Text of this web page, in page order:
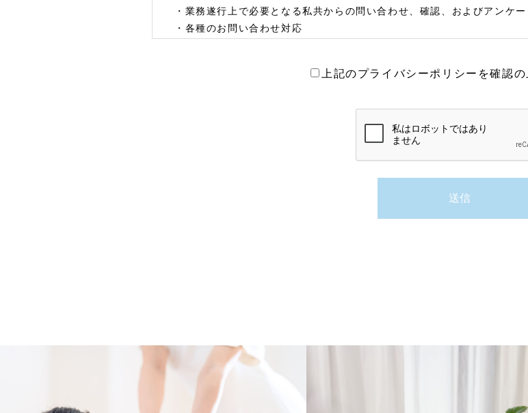
・業務遂行上で必要となる私共からの問い合わせ、確認、およびアンケー
・各種のお問い合わせ対応
（個人情報の第三者提供）
当店は、お客様へ商品やサービスを提供する等の業務遂行上、個人情報
（情報内容の照会、修正または削除）
当店は、お客様がご提供いただいた個人情報の照会、修正または削除を
せていただいたうえで、合理的な範囲ですみやかに対応させていただきま
上記のプライバシーポリシーを確認の